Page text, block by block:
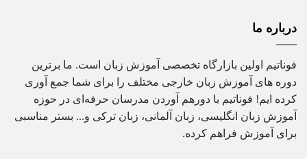
درباره ما
فوناتیم اولین بازارگاه تخصصی آموزش زبان است. ما برترین
دوره های آموزش زبان خارجی مختلف را برای شما جمع آوری
کرده ایم! فوناتیم با دورهم آوردن مدرسان حرفه‌ای در حوزه
آموزش زبان انگلیسی، زبان آلمانی، زبان ترکی و... بستر مناسبی
برای آموزش فراهم کرده.